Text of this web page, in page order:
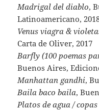
Madrigal del diablo,
Latinoamericano,
Venus viagra &
Carta de Oliver, 2017
Barfly (100 poemas
Buenos Aires,
Manhattan gandhi,
Baila baco baila,
Platos de agua / copas